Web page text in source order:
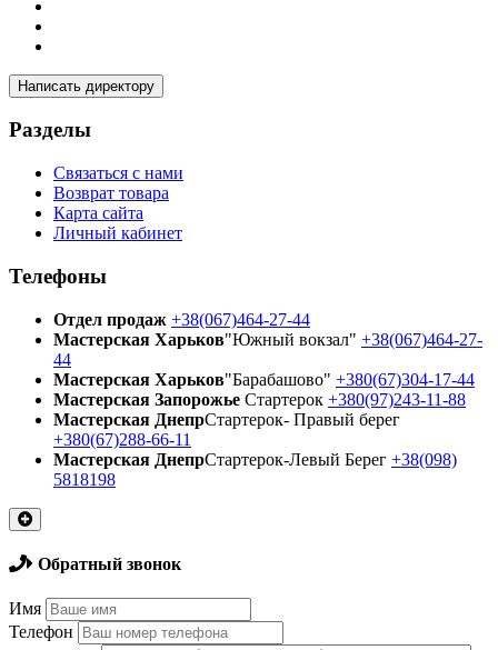
Написать директору
Разделы
Связаться с нами
Возврат товара
Карта сайта
Личный кабинет
Телефоны
Отдел продаж +38(067)464-27-44
Мастерская Харьков"Южный вокзал" +38(067)464-27-
44
Мастерская Харьков"Барабашово" +380(67)304-17-44
Мастерская Запорожье Стартерок +380(97)243-11-88
Мастерская ДнепрСтартерок- Правый берег
+380(67)288-66-11
Мастерская ДнепрСтартерок-Левый Берег +38(098)
5818198
Обратный звонок
Имя
Телефон